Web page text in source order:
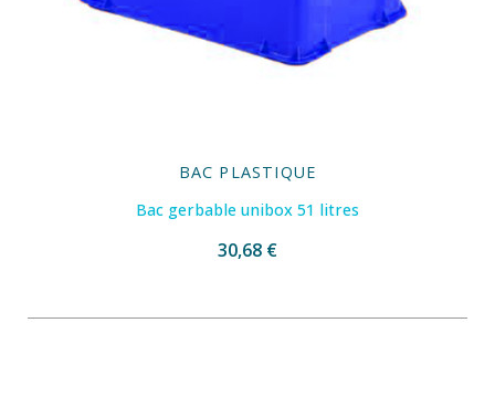
BAC PLASTIQUE
Bac gerbable unibox 51 litres
30,68 €